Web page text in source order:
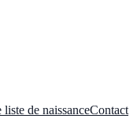
liste de naissanceContact